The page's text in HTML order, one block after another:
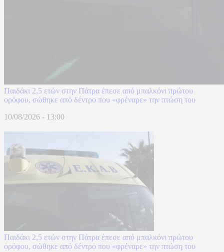
Παιδάκι 2,5 ετών στην Πάτρα έπεσε από μπαλκόνι πρώτου
ορόφου, σώθηκε από δέντρο που «φρέναρε» την πτώση του
10/08/2026 - 13:00
Παιδάκι 2,5 ετών στην Πάτρα έπεσε από μπαλκόνι πρώτου
ορόφου, σώθηκε από δέντρο που «φρέναρε» την πτώση του